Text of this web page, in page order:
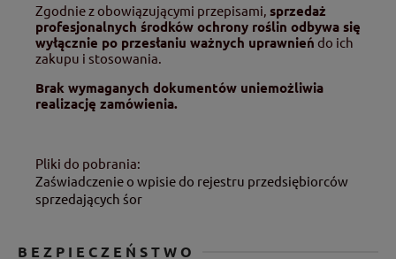
Zgodnie z obowiązującymi przepisami, sprzedaż
profesjonalnych środków ochrony roślin odbywa się
wyłącznie po przesłaniu ważnych uprawnień do ich
zakupu i stosowania.
Brak wymaganych dokumentów uniemożliwia
realizację zamówienia.
Pliki do pobrania:
Zaświadczenie o wpisie do rejestru przedsiębiorców
sprzedających śor
BEZPIECZEŃSTWO